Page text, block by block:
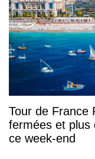
Tour de France
fermées et plus
ce week-end